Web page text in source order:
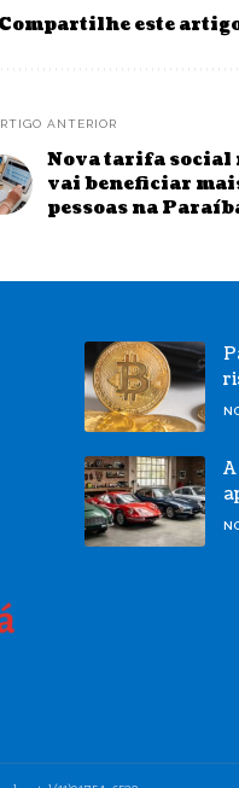
Compartilhe este
ANTERIOR
Nova tarifa social
vai beneficiar
pessoas na